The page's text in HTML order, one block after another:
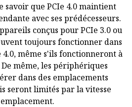
savoir que PCIe 4.0 maintient
avec ses prédécesseurs.
conçus pour PCIe 3.0 ou
toujours fonctionner dans
même s'ils fonctionneront à
même, les périphériques
dans des emplacements
seront limités par la vitesse